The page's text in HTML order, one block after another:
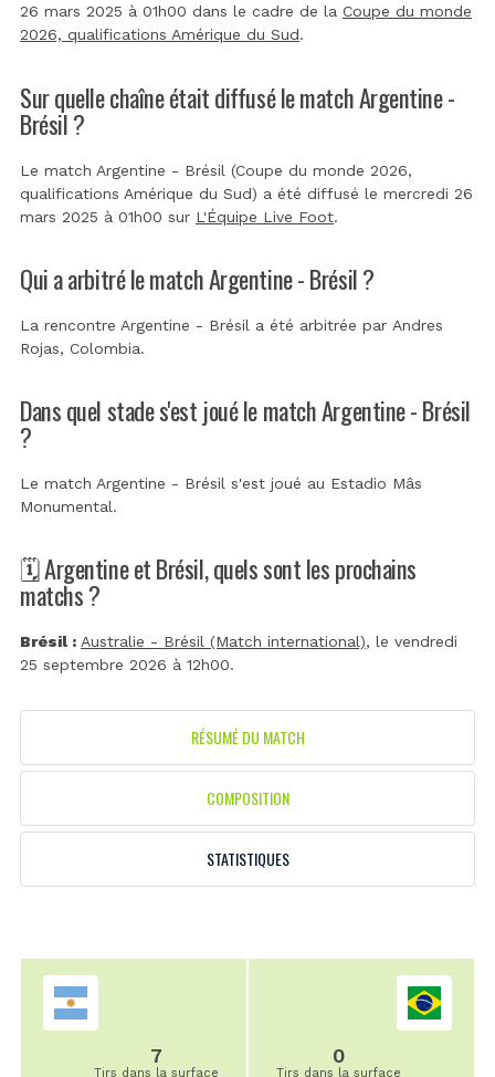
26 mars 2025 à 01h00 dans le cadre de la Coupe du monde
2026, qualifications Amérique du Sud.
Sur quelle chaîne était diffusé le match Argentine -
Brésil ?
Le match Argentine - Brésil (Coupe du monde 2026,
qualifications Amérique du Sud) a été diffusé le mercredi 26
mars 2025 à 01h00 sur L'Équipe Live Foot.
Qui a arbitré le match Argentine - Brésil ?
La rencontre Argentine - Brésil a été arbitrée par Andres
Rojas, Colombia.
Dans quel stade s'est joué le match Argentine - Brésil
?
Le match Argentine - Brésil s'est joué au Estadio Mâs
Monumental.
🗓️ Argentine et Brésil, quels sont les prochains
matchs ?
Brésil : Australie - Brésil (Match international), le vendredi
25 septembre 2026 à 12h00.
RÉSUMÉ DU MATCH
COMPOSITION
STATISTIQUES
7
Tirs dans la surface
0
Tirs dans la surface